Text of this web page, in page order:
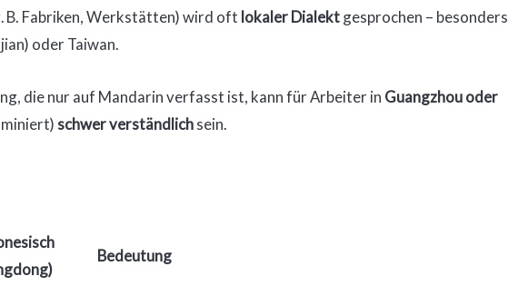
B. Fabriken, Werkstätten) wird oft lokaler Dialektgesprochen – besonders
oder Taiwan.
die nur auf Mandarin verfasst ist, kann für Arbeiter in Guangzhou oder
schwer verständlichsein.
Bedeutung